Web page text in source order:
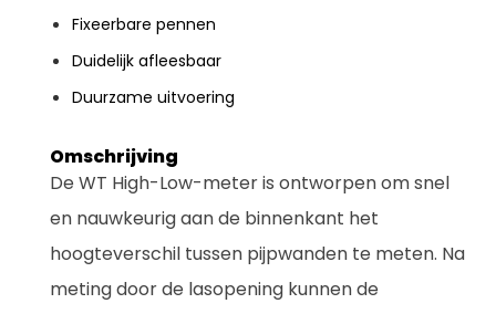
Fixeerbare pennen
Duidelijk afleesbaar
Duurzame uitvoering
Omschrijving
De WT High-Low-meter is ontworpen om snel
en nauwkeurig aan de binnenkant het
hoogteverschil tussen pijpwanden te meten. Na
meting door de lasopening kunnen de